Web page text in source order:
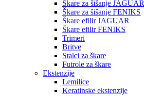
Škare za šišanje JAGUAR
Škare za šišanje FENIKS
Škare efilir JAGUAR
Škare efilir FENIKS
Trimeri
Britve
Stalci za škare
Futrole za škare
Ekstenzije
Lemilice
Keratinske ekstenzije